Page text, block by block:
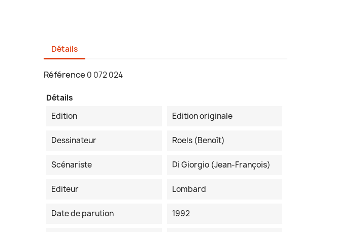
Détails
Référence 0 072 024
Détails
Edition
Edition originale
Dessinateur Roels (Benoît)
Scénariste Di Giorgio (Jean-François)
Editeur Lombard
Date de parution 1992